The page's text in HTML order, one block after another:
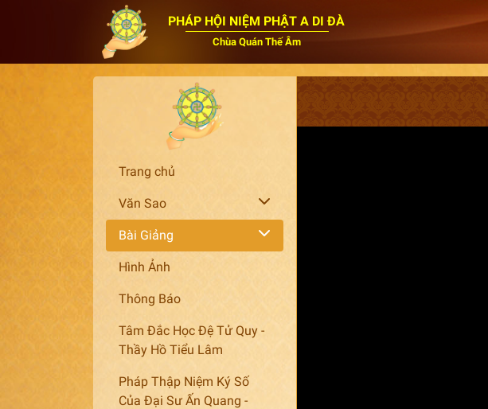
PHÁP HỘI NIỆM PHẬT A DI ĐÀ
Chùa Quán Thế Âm
Trang chủ
Văn Sao
Bài Giảng
Hình Ảnh
Thông Báo
Tâm Đắc Học Đệ Tử Quy -
Thầy Hồ Tiểu Lâm
Pháp Thập Niệm Ký Số
Của Đại Sư Ấn Quang -